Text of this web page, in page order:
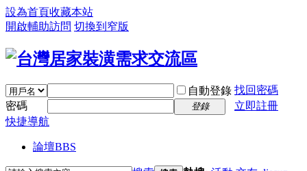
設為首頁收藏本站
開啟輔助訪問 切換到窄版
自動登錄 找回密碼
密碼
登錄
立即註冊
快捷導航
論壇BBS